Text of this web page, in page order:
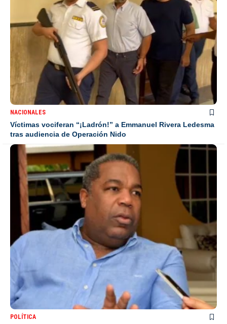
NACIONALES
Víctimas vociferan “¡Ladrón!” a Emmanuel Rivera Ledesma
tras audiencia de Operación Nido
POLÍTICA